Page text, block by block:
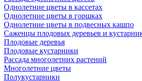
Однолетние цветы в кассетах
Однолетние цветы в горшках
Однолетние цветы в подвесных кашпо
Саженцы плодовых деревьев и
Плодовые деревья
Плодовые кустарники
Рассада многолетних растений
Многолетние цветы
Полукустарники